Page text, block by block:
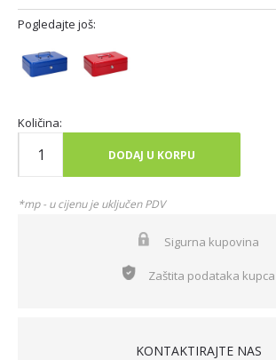
Pogledajte još:
Količina:
DODAJ U KORPU
*mp - u cijenu je uključen PDV
Sigurna kupovina
Zaštita podataka kupca
KONTAKTIRAJTE NAS